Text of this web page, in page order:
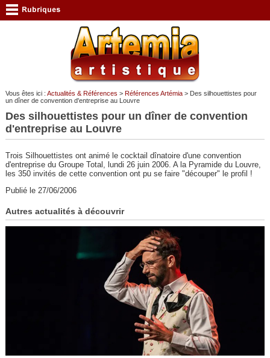
Vous êtes ici : Actualités & Références > Références Artémia> Des silhouettistes pour
un dîner de convention d'entreprise au Louvre
Des silhouettistes pour un dîner de convention
d'entreprise au Louvre
Trois Silhouettistes ont animé le cocktail dînatoire d'une convention
d'entreprise du Groupe Total, lundi 26 juin 2006. A la Pyramide du Louvre,
les 350 invités de cette convention ont pu se faire "découper" le profil !
Publié le 27/06/2006
Autres actualités à découvrir